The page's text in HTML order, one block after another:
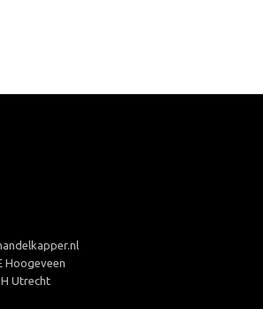
Hoogeveen
Utrecht